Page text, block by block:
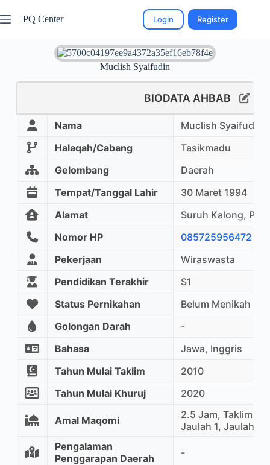
PQ Center Login Register
Muclish Syaifudin
BIODATA AHBAB
Nama
Muclish Syaifudin
Halaqah/Cabang
Tasikmadu
Gelombang
Daerah
Tempat/Tanggal Lahir
30 Maret 1994
Alamat
Suruh Kalong,
Nomor HP
085725956472
Pekerjaan
Wiraswasta
Pendidikan Terakhir
S1
Status Pernikahan
Belum Menikah
Golongan Darah
-
Bahasa
Jawa, Inggris
Tahun Mulai Taklim
2010
Tahun Mulai Khuruj
2020
Amal Maqomi
2.5 Jam, Taklim
Jaulah 1, Jaulah 2
Pengalaman
Penggarapan Daerah
-